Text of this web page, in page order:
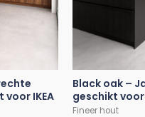
IKEA
Black oak –
geschikt voor
Fineer hout